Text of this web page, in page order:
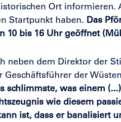
Ort
Startpunkt haben. Das
10 bis 16 Uhr geöffnet
neben dem Direktor der
Geschäftsführer der
schlimmste, was einem
wie diesem
ist, dass er banalisiert